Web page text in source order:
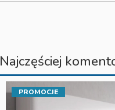
Najczęściej
PROMOCJE